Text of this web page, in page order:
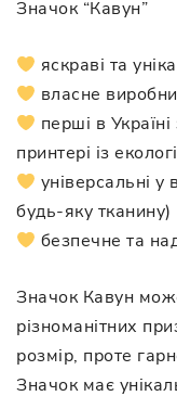
Значок “Кавун”
яскраві та
власне
перші в
принтері із
універсальні у
будь-яку тканину)
безпечне та
Значок Кавун
різноманітних
розмір, проте
Значок має